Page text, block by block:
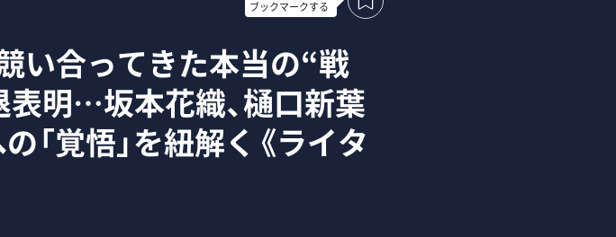
ブックマークする
い合ってきた本当の“戦
表明…坂本花織、樋口新葉
「覚悟」を紐解く《ライタ